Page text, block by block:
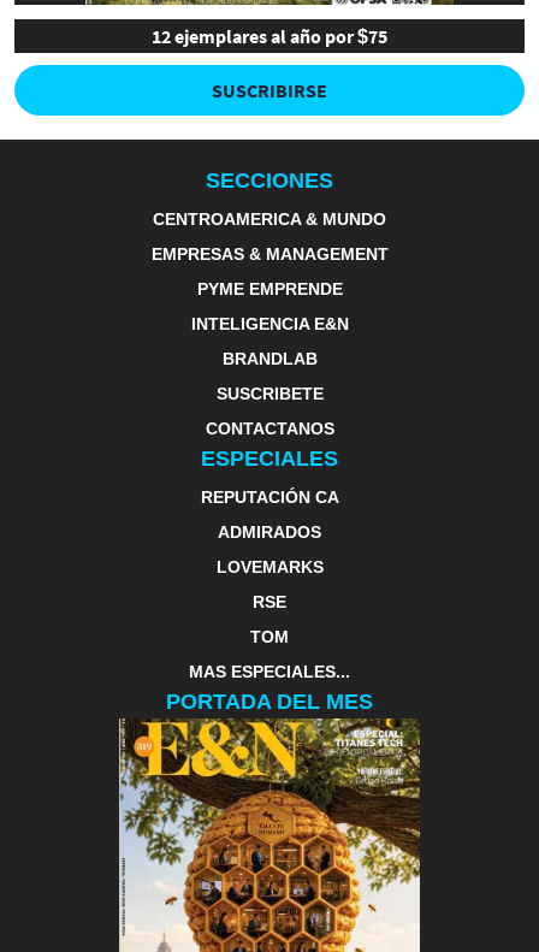
12 ejemplares al año por $75
SUSCRIBIRSE
SECCIONES
CENTROAMERICA & MUNDO
EMPRESAS & MANAGEMENT
PYME EMPRENDE
INTELIGENCIA E&N
BRANDLAB
SUSCRIBETE
CONTACTANOS
ESPECIALES
REPUTACIÓN CA
ADMIRADOS
LOVEMARKS
RSE
TOM
MAS ESPECIALES...
PORTADA DEL MES